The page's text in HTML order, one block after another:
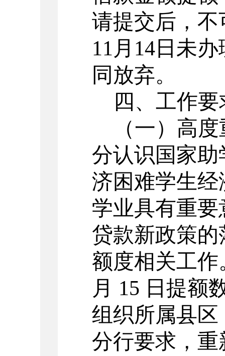
请提交后，
11月14日未
同放弃。
四、工作要
（一）高
分认识国家
济困难学生
学业具有重
贷款新政策
额度相关工
月 15 日提额
组织所属县
分行要求，